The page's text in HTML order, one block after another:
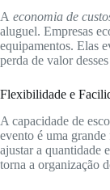
A economia de
aluguel. Empresas
equipamentos. Elas
perda de valor
Flexibilidade e
A capacidade de
evento é uma
ajustar a quantidade
torna a organização